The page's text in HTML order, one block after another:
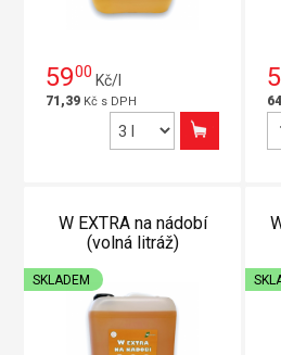
5900 Kč/l
71,39 Kč s DPH
W EXTRA na nádobí
(volná litráž)
SKLADEM